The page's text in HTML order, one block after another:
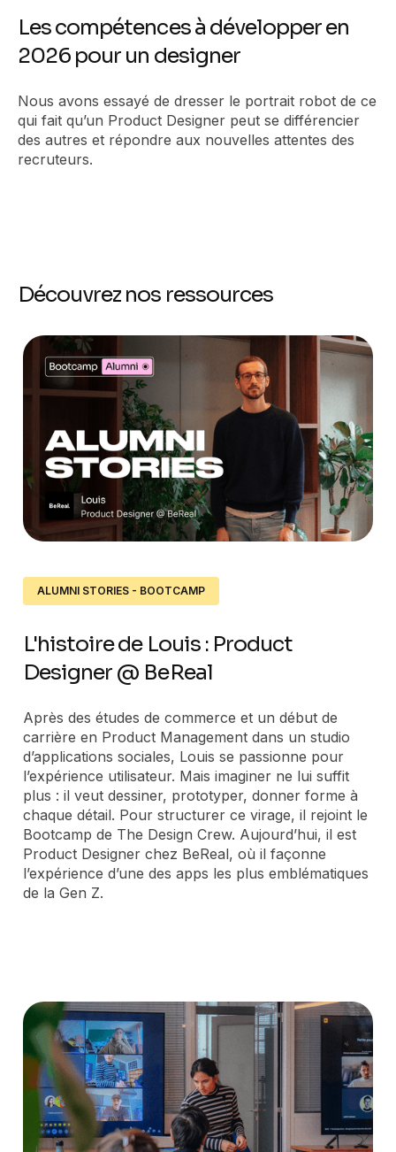
Les compétences à développer en
2026 pour un designer
Nous avons essayé de dresser le portrait robot de ce
qui fait qu’un Product Designer peut se différencier
des autres et répondre aux nouvelles attentes des
recruteurs.
Découvrez nos ressources
ALUMNI STORIES - BOOTCAMP
L'histoire de Louis : Product
Designer @ BeReal
Après des études de commerce et un début de
carrière en Product Management dans un studio
d’applications sociales, Louis se passionne pour
l’expérience utilisateur. Mais imaginer ne lui suffit
plus : il veut dessiner, prototyper, donner forme à
chaque détail. Pour structurer ce virage, il rejoint le
Bootcamp de The Design Crew. Aujourd’hui, il est
Product Designer chez BeReal, où il façonne
l’expérience d’une des apps les plus emblématiques
de la Gen Z.